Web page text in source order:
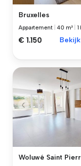
Bruxelles
Appartement 40 m²
€ 1.150
Woluwé Saint